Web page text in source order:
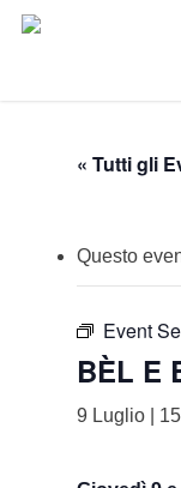
Skip
« Tutti gli
Questo
Event
BÈL E
9 Luglio |